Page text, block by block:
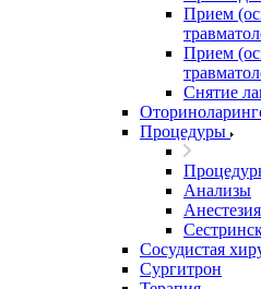
Прием
Прием
Снятие
Процедуры
Анализы
Сосудистая
Сургитрон